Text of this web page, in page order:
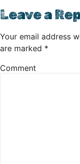
Leave a
Your email address
are marked *
Comment